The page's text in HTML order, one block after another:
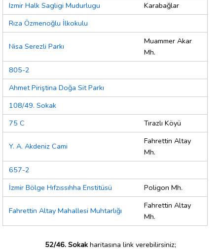
Izmir Halk Sagligi Mudurlugu
Karabağlar
Rıza Özmenoğlu İlkokulu
Nisa Serezli Parkı
Muammer Akar
Mh.
805-2
Ahmet Piriştina Doğa Sit Parkı
108/49. Sokak
75 C
Tırazlı Köyü
Y. A. Akdeniz Cami
Fahrettin Altay
Mh.
657-2
İzmir Bölge Hıfzıssıhha Enstitüsü
Poligon Mh.
Fahrettin Altay Mahallesi Muhtarlığı
Fahrettin Altay
Mh.
52/46. Sokak haritasına link verebilirsiniz;